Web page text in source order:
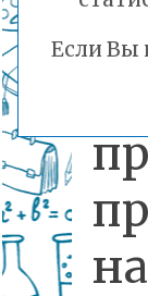
В
Если Вы